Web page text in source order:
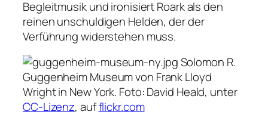
Begleitmusik und ironisiert Roark als den
reinen unschuldigen Helden, der der
Verführung widerstehen muss.
Solomon R.
Guggenheim Museum von Frank Lloyd
Wright in New York. Foto: David Heald, unter
CC-Lizenz, aufflickr.com